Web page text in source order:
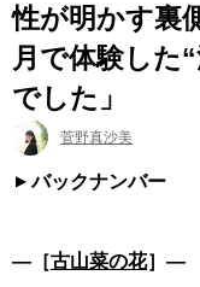
性が明かす裏
月で体験した
でした」
菅野真沙美
バックナンバー
―［古山菜の花］―